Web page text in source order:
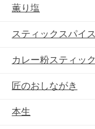
薫り塩
スティックスパイス
カレー粉スティック
匠のおしながき
本生